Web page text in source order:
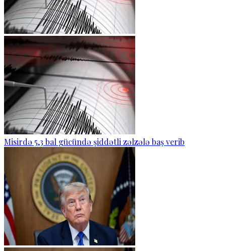
Misirdə 5,3 bal gücündə şiddətli zəlzələ baş verib